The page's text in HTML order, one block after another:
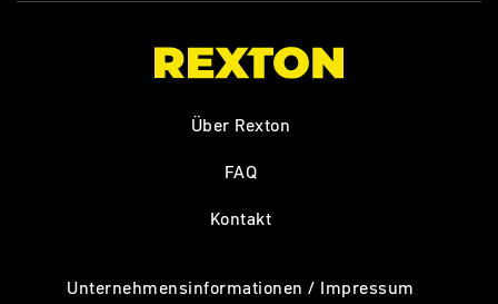
Über Rexton
FAQ
Kontakt
Unternehmensinformationen / Impressum